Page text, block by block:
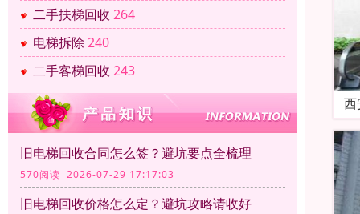
二手扶梯回收 264
电梯拆除 240
二手客梯回收 243
旧电梯回收合同怎么签？避坑要点全梳理
570阅读 2026-07-29 17:17:03
旧电梯回收价格怎么定？避坑攻略请收好
西